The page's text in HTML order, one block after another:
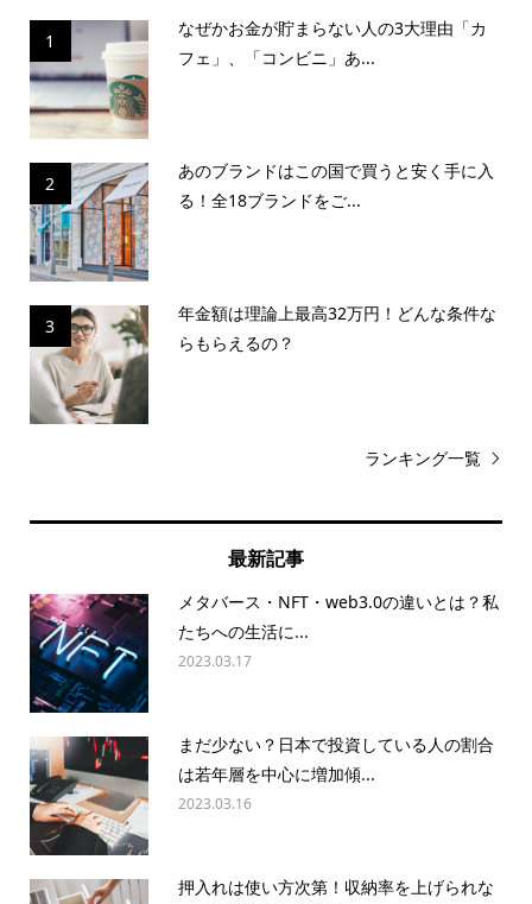
1
なぜかお金が貯まらない人の3大理由「カ
フェ」、「コンビニ」あ...
2
あのブランドはこの国で買うと安く手に入
る！全18ブランドをご...
3
年金額は理論上最高32万円！どんな条件な
らもらえるの？
ランキング一覧
最新記事
メタバース・NFT・web3.0の違いとは？私
たちへの生活に...
2023.03.17
まだ少ない？日本で投資している人の割合
は若年層を中心に増加傾...
2023.03.16
押入れは使い方次第！収納率を上げられな